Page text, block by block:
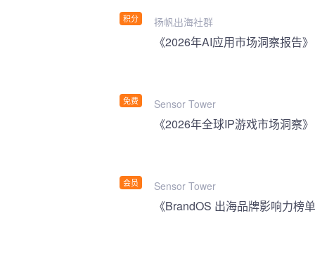
积分 扬帆出海社群
免费
《2026年AI应用市场洞察报告》
Sensor Tower
会员
《2026年全球IP游戏市场洞察》
Sensor Tower
《BrandOS 出海品牌影响力榜